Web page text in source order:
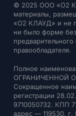
© 2025 ООО «О2
материалы,
«О2 КЛАУД» и не
ни было форме
правообладателя.
Полное
ОГРАНИЧЕННОЙ
Сокращенное
регистрации
9710050732. КПП
адрес — 119530,